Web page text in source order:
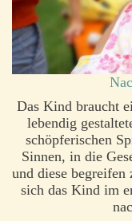
Das Kind braucht
lebendig
schöpferischen
Sinnen, in die
und diese begreifen
sich das Kind im